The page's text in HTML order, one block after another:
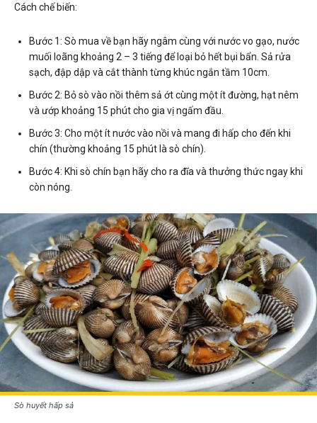
Cách chế biến:
Bước 1: Sò mua về bạn hãy ngâm cùng với nước vo gạo, nước
muối loãng khoảng 2 – 3 tiếng để loại bỏ hết bụi bẩn. Sả rửa
sạch, đập dập và cắt thành từng khúc ngắn tầm 10cm.
Bước 2: Bỏ sò vào nồi thêm sả ớt cùng một ít đường, hạt nêm
và ướp khoảng 15 phút cho gia vị ngấm đầu.
Bước 3: Cho một ít nước vào nồi và mang đi hấp cho đến khi
chín (thường khoảng 15 phút là sò chín).
Bước 4: Khi sò chín bạn hãy cho ra đĩa và thưởng thức ngay khi
còn nóng.
Sò huyết hấp sả